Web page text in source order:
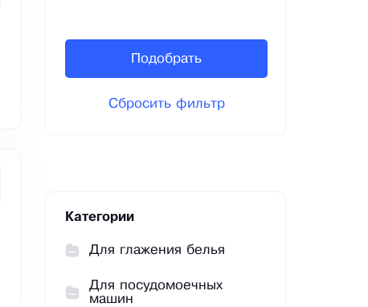
Подобрать
Сбросить фильтр
Категории
Для глажения белья
Для посудомоечных
машин